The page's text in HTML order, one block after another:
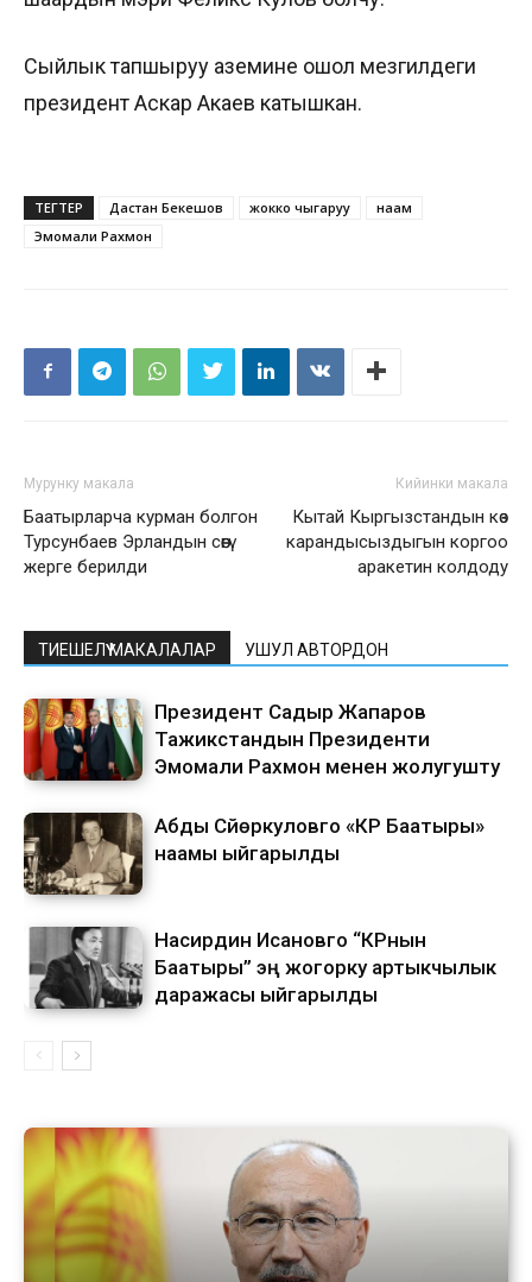
Сыйлык тапшыруу аземине ошол мезгилдеги
президент Аскар Акаев катышкан.
ТЕГТЕР Дастан Бекешов жокко чыгаруу
наам
Эмомали Рахмон
Мурунку макала
Баатырларча курман болгон
Турсунбаев Эрландын сөөгү
жерге берилди
Кийинки макала
Кытай Кыргызстандын көз
карандысыздыгын коргоо
аракетин колдоду
ТИЕШЕЛҮҮ МАКАЛАЛАР УШУЛ АВТОРДОН
Президент Садыр Жапаров
Тажикстандын Президенти
Эмомали Рахмон менен жолугушту
Абды Сүйөркуловго «КР Баатыры»
наамы ыйгарылды
Насирдин Исановго “КРнын
Баатыры” эң жогорку артыкчылык
даражасы ыйгарылды